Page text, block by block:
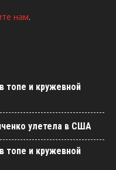
нам.
топе и кружевной
улетела в США
топе и кружевной